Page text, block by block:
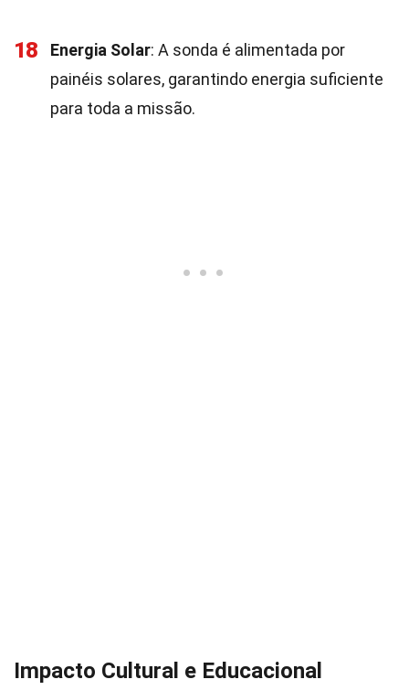
18 Energia Solar: A sonda é alimentada por
painéis solares, garantindo energia suficiente
para toda a missão.
Impacto Cultural e Educacional